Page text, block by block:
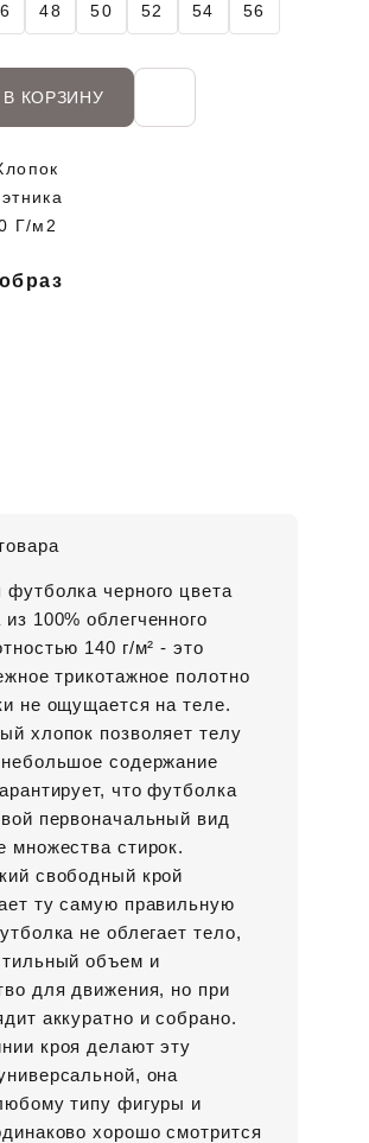
48 50 52 54 56
КОРЗИНУ
Г/м2
черного цвета
100% облегченного
140 г/м² - это
трикотажное полотно
не ощущается на теле.
хлопок позволяет телу
содержание
что футболка
первоначальный вид
множества стирок.
свободный крой
ту самую правильную
не облегает тело,
объем и
для движения, но при
аккуратно и собрано.
кроя делают эту
она
типу фигуры и
хорошо смотрится